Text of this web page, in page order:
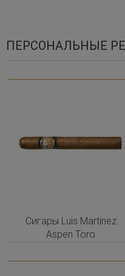
ПЕРСОНАЛЬНЫЕ
Сигары Luis Martinez
Aspen Toro